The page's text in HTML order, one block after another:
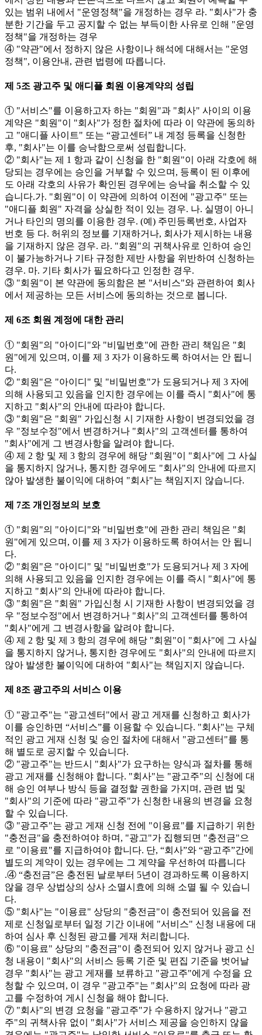
있는 범위 내에서 "운영정책"을 개정하는 경우 라. "회사"가 충
분한 기간을 두고 공지할 수 없는 부득이한 사유로 인해 "운영
정책"을 개정하는 경우
④ "약관"에서 정하지 않은 사항이나 해석에 대해서는 "운영
정책", 이용안내, 관련 법령에 따릅니다.
제 5조 광고주 및 애디플 회원 이용계약의 성립
① "서비스"를 이용하고자 하는 "회원"과 "회사" 사이의 이용
계약은 "회원"이 "회사"가 정한 절차에 따라 이 약관에 동의하
고 "애디플 사이트" 또는 “광고센터” 내 계정 등록을 신청한
후, "회사"는 이를 승낙함으로써 성립합니다.
② "회사"는 제 1 항과 같이 신청을 한 "회원"이 아래 각호에 해
당되는 경우에는 승인을 거부할 수 있으며, 등록이 된 이후에
도 아래 각호의 사유가 확인된 경우에는 승낙을 취소할 수 있
습니다.가. "회원"이 이 약관에 의하여 이전에 "광고주" 또는
"애디플 회원" 자격을 상실한 적이 있는 경우. 나. 실명이 아니
거나 타인의 명의를 이용한 경우. (예) 주민등록번호, 사업자
번호 등 다. 허위의 정보를 기재하거나, 회사가 제시하는 내용
을 기재하지 않은 경우. 라. "회원"의 귀책사유로 인하여 승인
이 불가능하거나 기타 규정한 제반 사항을 위반하여 신청하는
경우. 마. 기타 회사가 필요하다고 인정한 경우.
③ "회원"이 본 약관에 동의함은 본 "서비스"와 관련하여 회사
에서 제공하는 모든 서비스에 동의하는 것으로 봅니다.
제 6조 회원 계정에 대한 관리
① "회원"의 "아이디"와 "비밀번호"에 관한 관리 책임은 "회
원"에게 있으며, 이를 제 3 자가 이용하도록 하여서는 안 됩니
다.
② "회원"은 "아이디" 및 "비밀번호"가 도용되거나 제 3 자에
의해 사용되고 있음을 인지한 경우에는 이를 즉시 "회사"에 통
지하고 "회사"의 안내에 따라야 합니다.
③ "회원"은 "회원" 가입신청 시 기재한 사항이 변경되었을 경
우 "정보수정"에서 변경하거나 "회사"의 고객센터를 통하여
"회사"에게 그 변경사항을 알려야 합니다.
④ 제 2 항 및 제 3 항의 경우에 해당 "회원"이 "회사"에 그 사실
을 통지하지 않거나, 통지한 경우에도 "회사"의 안내에 따르지
않아 발생한 불이익에 대하여 "회사"는 책임지지 않습니다.
제 7조 개인정보의 보호
① "회원"의 "아이디"와 "비밀번호"에 관한 관리 책임은 "회
원"에게 있으며, 이를 제 3 자가 이용하도록 하여서는 안 됩니
다.
② "회원"은 "아이디" 및 "비밀번호"가 도용되거나 제 3 자에
의해 사용되고 있음을 인지한 경우에는 이를 즉시 "회사"에 통
지하고 "회사"의 안내에 따라야 합니다.
③ "회원"은 "회원" 가입신청 시 기재한 사항이 변경되었을 경
우 "정보수정"에서 변경하거나 "회사"의 고객센터를 통하여
"회사"에게 그 변경사항을 알려야 합니다.
④ 제 2 항 및 제 3 항의 경우에 해당 "회원"이 "회사"에 그 사실
을 통지하지 않거나, 통지한 경우에도 "회사"의 안내에 따르지
않아 발생한 불이익에 대하여 "회사"는 책임지지 않습니다.
제 8조 광고주의 서비스 이용
① "광고주"는 "광고센터"에서 광고 게재를 신청하고 회사가
이를 승인하면 “서비스”를 이용할 수 있습니다. "회사"는 구체
적인 광고 게재 신청 및 승인 절차에 대해서 "광고센터"를 통
해 별도로 공지할 수 있습니다.
② "광고주"는 반드시 "회사"가 요구하는 양식과 절차를 통해
광고 게재를 신청해야 합니다. "회사"는 "광고주"의 신청에 대
해 승인 여부나 방식 등을 결정할 권한을 가지며, 관련 법 및
"회사"의 기준에 따라 "광고주"가 신청한 내용의 변경을 요청
할 수 있습니다.
③ "광고주"는 광고 게재 신청 전에 "이용료"를 지급하기 위한
"충전금"을 충전하여야 하며, "광고"가 집행되면 "충전금"으
로 "이용료"를 지급하여야 합니다. 단, “회사”와 “광고주”간에
별도의 계약이 있는 경우에는 그 계약을 우선하여 따릅니다
.④ “충전금”은 충전된 날로부터 5년이 경과하도록 이용하지
않을 경우 상법상의 상사 소멸시효에 의해 소멸 될 수 있습니
다.
⑤ "회사"는 "이용료" 상당의 "충전금"이 충전되어 있음을 전
제로 신청일로부터 일정 기간 이내에 "서비스" 신청 내용에 대
하여 심사 후 신청된 광고를 게재 처리합니다.
⑥ "이용료" 상당의 "충전금"이 충전되어 있지 않거나 광고 신
청 내용이 "회사"의 서비스 등록 기준 및 편집 기준을 벗어날
경우 "회사"는 광고 게재를 보류하고 "광고주"에게 수정을 요
청할 수 있으며, 이 경우 "광고주"는 "회사"의 요청에 따라 광
고를 수정하여 게시 신청을 해야 합니다.
⑦ "회사"의 변경 요청을 "광고주"가 수용하지 않거나 "광고
주"의 귀책사유 없이 "회사"가 서비스 제공을 승인하지 않을